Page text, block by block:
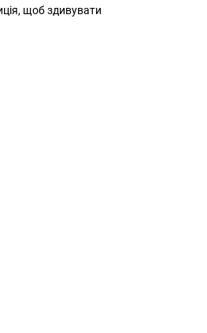
щоб здивувати